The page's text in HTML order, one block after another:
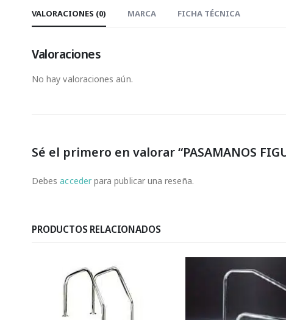
VALORACIONES (0) MARCA FICHA TÉCNICA
Valoraciones
No hay valoraciones aún.
Sé el primero en valorar “PASAMANOS
Debesaccederpara publicar una reseña.
PRODUCTOS RELACIONADOS